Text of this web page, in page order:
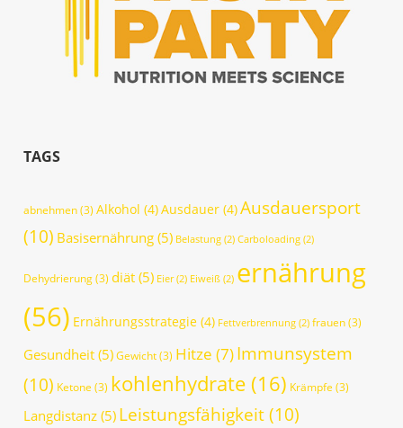
TAGS
abnehmen(3) Alkohol (4)Ausdauer (4)Ausdauersport
(10) Basisernährung (5) Belastung (2) Carboloading (2)
Dehydrierung(3) diät (5) Eier(2) Eiweiß (2) ernährung
(56) Ernährungsstrategie (4) Fettverbrennung (2) frauen(3)
Gesundheit (5)Gewicht(3) Hitze (7)Immunsystem
(10) Ketone (3) kohlenhydrate (16) Krämpfe (3)
Langdistanz (5) Leistungsfähigkeit(10)